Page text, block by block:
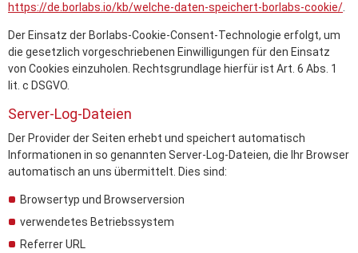
https://de.borlabs.io/kb/welche-daten-speichert-borlabs-cookie/
Der Einsatz der Borlabs-Cookie-Consent-Technologie erfolgt, um
die gesetzlich vorgeschriebenen Einwilligungen für den Einsatz
von Cookies einzuholen. Rechtsgrundlage hierfür ist Art. 6 Abs. 1
lit. c DSGVO.
Server-Log-Dateien
Der Provider der Seiten erhebt und speichert automatisch
Informationen in so genannten Server-Log-Dateien, die Ihr Browser
automatisch an uns übermittelt. Dies sind:
Browsertyp und Browserversion
verwendetes Betriebssystem
Referrer URL